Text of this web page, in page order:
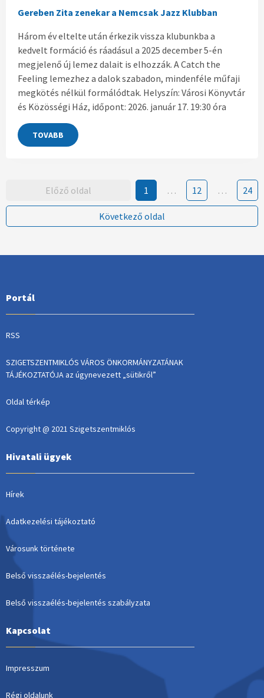
Gereben Zita zenekar a Nemcsak Jazz Klubban
Három év eltelte után érkezik vissza klubunkba a
kedvelt formáció és ráadásul a 2025 december 5-én
megjelenő új lemez dalait is elhozzák. A Catch the
Feeling lemezhez a dalok szabadon, mindenféle műfaji
megkötés nélkül formálódtak. Helyszín: Városi Könyvtár
és Közösségi Ház, időpont: 2026. január 17. 19:30 óra
TOVABB
Előző oldal 1 … 12 … 24
Következő oldal
Portál
RSS
SZIGETSZENTMIKLÓS VÁROS ÖNKORMÁNYZATÁNAK
TÁJÉKOZTATÓJA az úgynevezett „sütikről”
Oldal térkép
Copyright @ 2021 Szigetszentmiklós
Hivatali ügyek
Hírek
Adatkezelési tájékoztató
Városunk története
Belső visszaélés-bejelentés
Belső visszaélés-bejelentés szabályzata
Kapcsolat
Impresszum
Régi oldalunk